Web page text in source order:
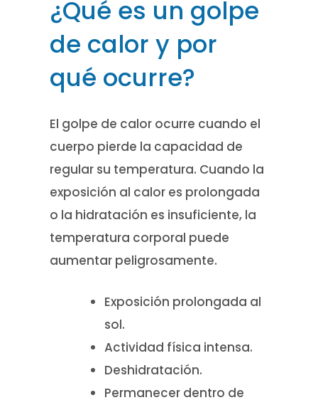
¿Qué es un golpe
de calor y por
qué ocurre?
El golpe de calor ocurre cuando el
cuerpo pierde la capacidad de
regular su temperatura. Cuando la
exposición al calor es prolongada
o la hidratación es insuficiente, la
temperatura corporal puede
aumentar peligrosamente.
Exposición prolongada al
sol.
Actividad física intensa.
Deshidratación.
Permanecer dentro de